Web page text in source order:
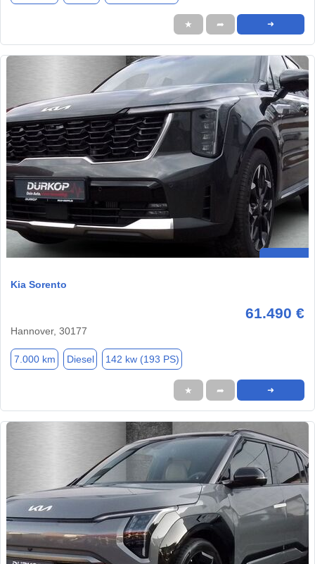
★ ➦ ➜
Kia Sorento
61.490 €
Hannover, 30177
7.000 km Diesel 142 kw (193 PS)
★ ➦ ➜